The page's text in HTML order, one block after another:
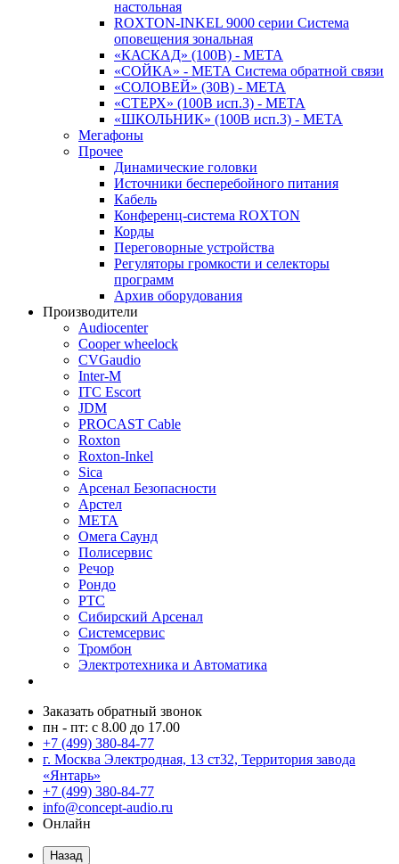
настольная
ROXTON-INKEL 9000 серии Система
оповещения зональная
«КАСКАД» (100В) - МЕТА
«СОЙКА» - МЕТА Система обратной связи
«СОЛОВЕЙ» (30В) - МЕТА
«СТЕРХ» (100В исп.3) - МЕТА
«ШКОЛЬНИК» (100В исп.3) - МЕТА
Мегафоны
Прочее
Динамические головки
Источники бесперебойного питания
Кабель
Конференц-система ROXTON
Корды
Переговорные устройства
Регуляторы громкости и селекторы
программ
Архив оборудования
Производители
Audiocenter
Cooper wheelock
CVGaudio
Inter-M
ITC Escort
JDM
PROCAST Cable
Roxton
Roxton-Inkel
Sica
Арсенал Безопасности
Арстел
МЕТА
Омега Саунд
Полисервис
Речор
Рондо
РТС
Сибирский Арсенал
Системсервис
Тромбон
Электротехника и Автоматика
Заказать обратный звонок
пн - пт: с 8.00 до 17.00
+7 (499) 380-84-77
г. Москва Электродная, 13 ст32, Территория завода
«Янтарь»
+7 (499) 380-84-77
info@concept-audio.ru
Онлайн
Назад